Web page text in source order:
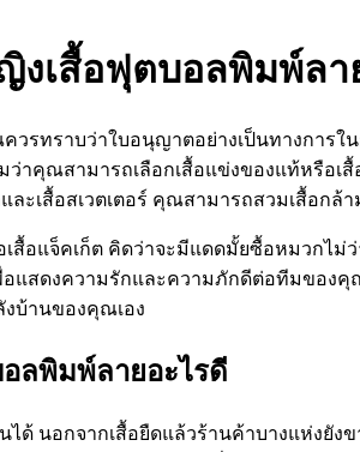
งเสื้อฟุตบอลพิมพ์ลา
รทราบว่าใบอนุญาตอย่างเป็นทางการ
าคุณสามารถเลือกเสื้อแข่งของแท้หรือ
เสื้อสเวตเตอร์ คุณสามารถสวมเสื้อกล้
สื้อแจ็คเก็ต คิดว่าจะมีแดดมั้ยซื้อหมวกไ
แสดงความรักและความภักดีต่อทีมขอ
บ้านของคุณเอง
ลพิมพ์ลายอะไรดี
นอกจากเสื้อยืดแล้วร้านค้าบางแห่งยัง